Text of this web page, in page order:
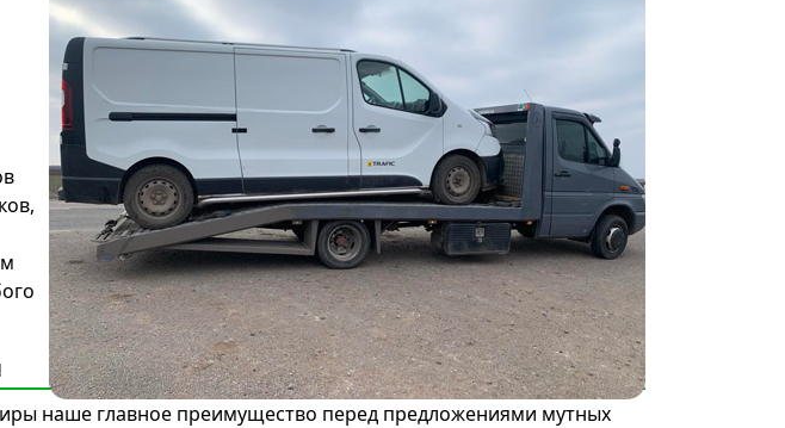
наше главное преимущество перед предложениями мутных